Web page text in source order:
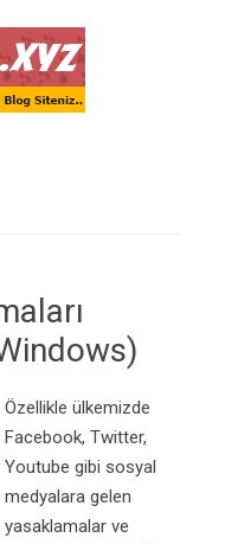
Özellikle ülkemizde
Facebook, Twitter,
Youtube gibi sosyal
medyalara gelen
yasaklamalar ve